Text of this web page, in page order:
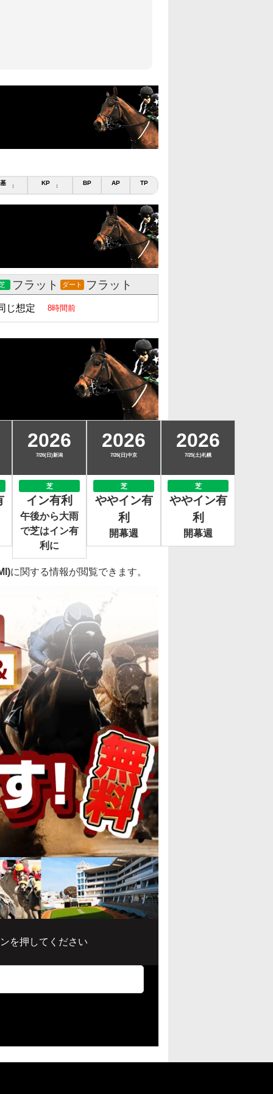
基 ↕ KP ↕ BP AP TP
フラット ダート フラット
じ想定 8時間前
2026
7/26(日)新潟
芝
イン有利
午後から大雨
で芝はイン有
利に
2026
7/26(日)中京
芝
ややイン有
利
開幕週
2026
7/25(土)札幌
芝
ややイン有
利
開幕週
に関する情報が閲覧できます。
を押してください